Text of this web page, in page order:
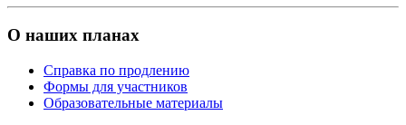
О наших планах
Справка по продлению
Формы для участников
Образовательные материалы